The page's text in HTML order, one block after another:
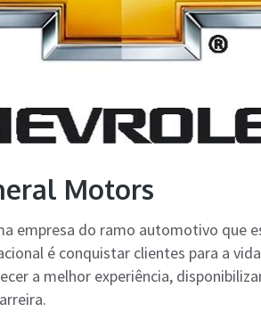
Motors
empresa do ramo automotivo que
é conquistar clientes para a
a melhor experiência,